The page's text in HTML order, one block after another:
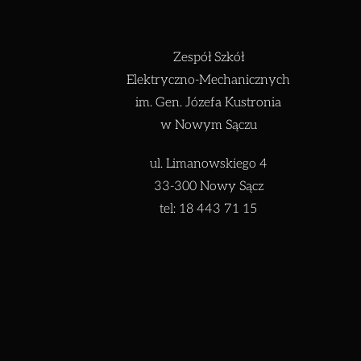
Zespół Szkół
Elektryczno-Mechanicznych
im. Gen. Józefa Kustronia
w Nowym Sączu
ul. Limanowskiego 4
33-300 Nowy Sącz
tel: 18 443 71 15